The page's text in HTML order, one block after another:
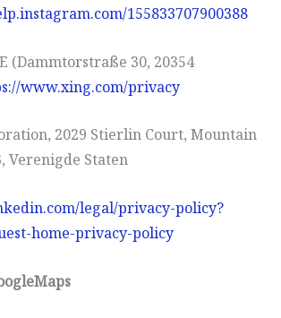
155833707900388
(Dammtorstraße 30, 20354
www.xing.com/privacy
2029 Stierlin Court, Mountain
Verenigde Staten
legal/privacy-policy?
home-privacy-policy